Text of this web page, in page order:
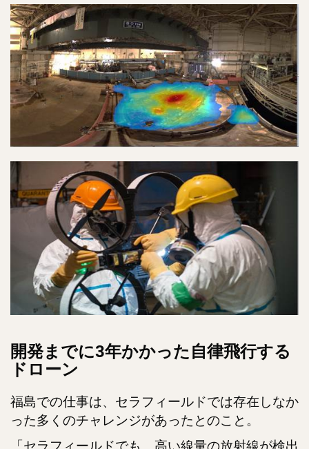
開発までに3年かかった自律飛行する
ドローン
福島での仕事は、セラフィールドでは存在しなか
った多くのチャレンジがあったとのこと。
「セラフィールドでも、高い線量の放射線が検出